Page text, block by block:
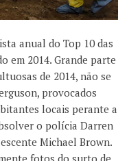
anual do Top 10 das
em 2014. Grande parte
de 2014, não se
provocados
locais perante a
o polícia Darren
Michael Brown.